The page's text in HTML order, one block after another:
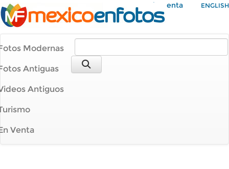
Mi Cuenta ENGLISH
Modernas
Antiguas
Antiguos
Venta